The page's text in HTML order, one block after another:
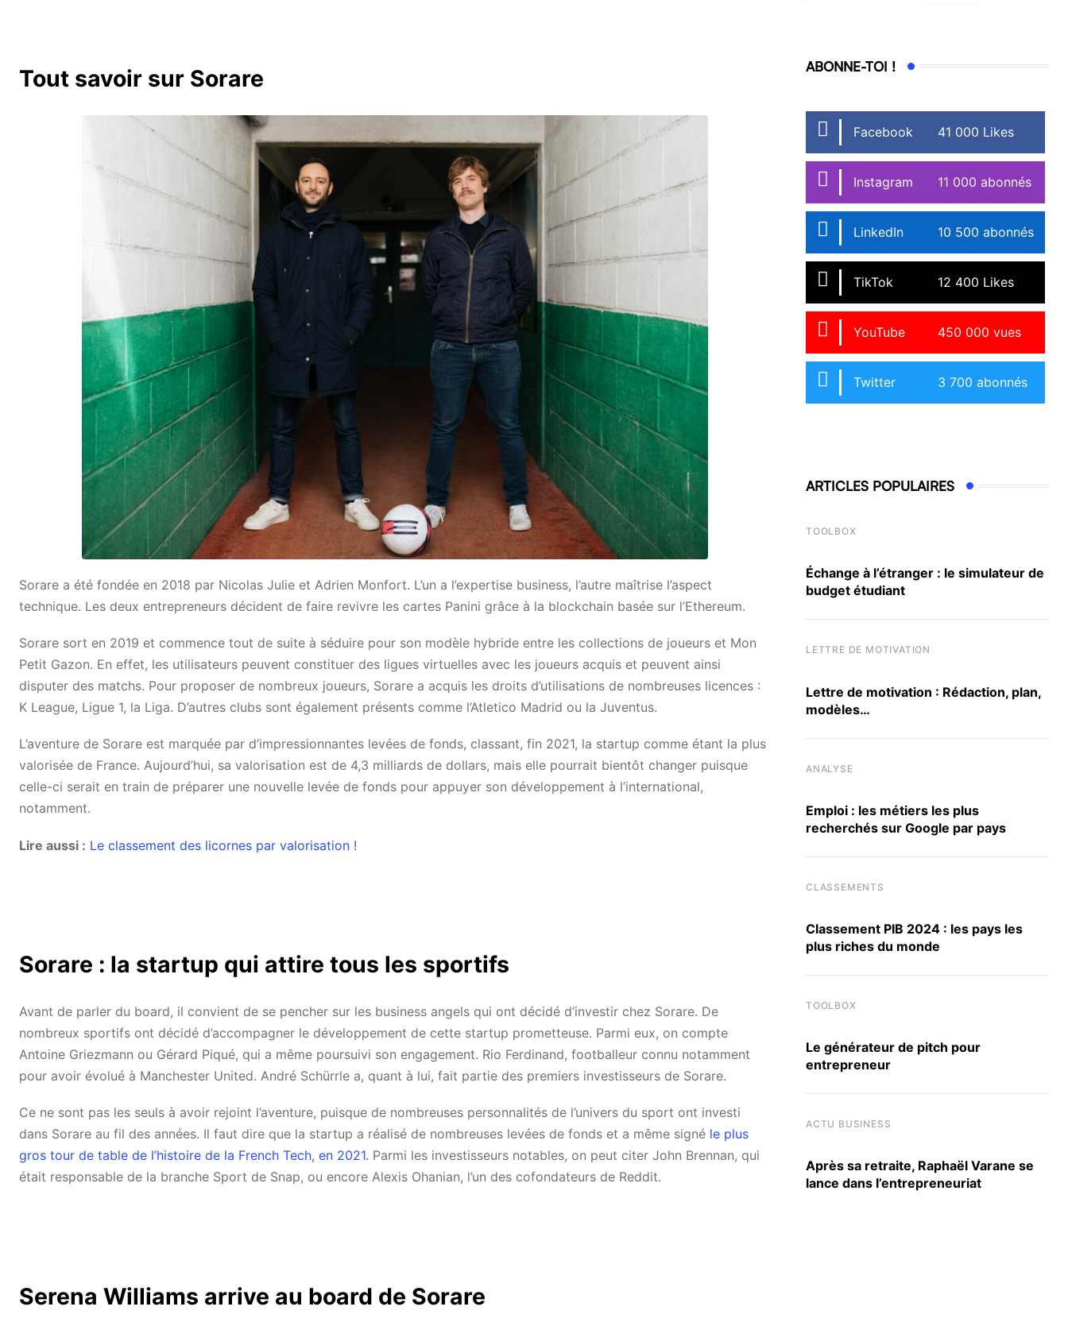
Tout savoir sur Sorare
Sorare a été fondée en 2018 par Nicolas Julie et Adrien Monfort. L’un a l’expertise business, l’autre maîtrise l’aspect
technique. Les deux entrepreneurs décident de faire revivre les cartes Panini grâce à la blockchain basée sur l’Ethereum.
Sorare sort en 2019 et commence tout de suite à séduire pour son modèle hybride entre les collections de joueurs et Mon
Petit Gazon. En effet, les utilisateurs peuvent constituer des ligues virtuelles avec les joueurs acquis et peuvent ainsi
disputer des matchs. Pour proposer de nombreux joueurs, Sorare a acquis les droits d’utilisations de nombreuses licences :
K League, Ligue 1, la Liga. D’autres clubs sont également présents comme l’Atletico Madrid ou la Juventus.
L’aventure de Sorare est marquée par d’impressionnantes levées de fonds, classant, fin 2021, la startup comme étant la plus
valorisée de France. Aujourd’hui, sa valorisation est de 4,3 milliards de dollars, mais elle pourrait bientôt changer puisque
celle-ci serait en train de préparer une nouvelle levée de fonds pour appuyer son développement à l’international,
notamment.
Lire aussi : Le classement des licornes par valorisation !
Sorare : la startup qui attire tous les sportifs
Avant de parler du board, il convient de se pencher sur les business angels qui ont décidé d’investir chez Sorare. De
nombreux sportifs ont décidé d’accompagner le développement de cette startup prometteuse. Parmi eux, on compte
Antoine Griezmann ou Gérard Piqué, qui a même poursuivi son engagement. Rio Ferdinand, footballeur connu notamment
pour avoir évolué à Manchester United. André Schürrle a, quant à lui, fait partie des premiers investisseurs de Sorare.
Ce ne sont pas les seuls à avoir rejoint l’aventure, puisque de nombreuses personnalités de l’univers du sport ont investi
dans Sorare au fil des années. Il faut dire que la startup a réalisé de nombreuses levées de fonds et a même signé le plus
gros tour de table de l’histoire de la French Tech, en 2021. Parmi les investisseurs notables, on peut citer John Brennan, qui
était responsable de la branche Sport de Snap, ou encore Alexis Ohanian, l’un des cofondateurs de Reddit.
Serena Williams arrive au board de Sorare
ABONNE-TOI !
Facebook 41 000 Likes
Instagram 11 000 abonnés
LinkedIn 10 500 abonnés
TikTok 12 400 Likes
YouTube 450 000 vues
Twitter 3 700 abonnés
ARTICLES POPULAIRES
TOOLBOX
Échange à l’étranger : le simulateur de
budget étudiant
LETTRE DE MOTIVATION
Lettre de motivation : Rédaction, plan,
modèles…
ANALYSE
Emploi : les métiers les plus
recherchés sur Google par pays
CLASSEMENTS
Classement PIB 2024 : les pays les
plus riches du monde
TOOLBOX
Le générateur de pitch pour
entrepreneur
ACTU BUSINESS
Après sa retraite, Raphaël Varane se
lance dans l’entrepreneuriat